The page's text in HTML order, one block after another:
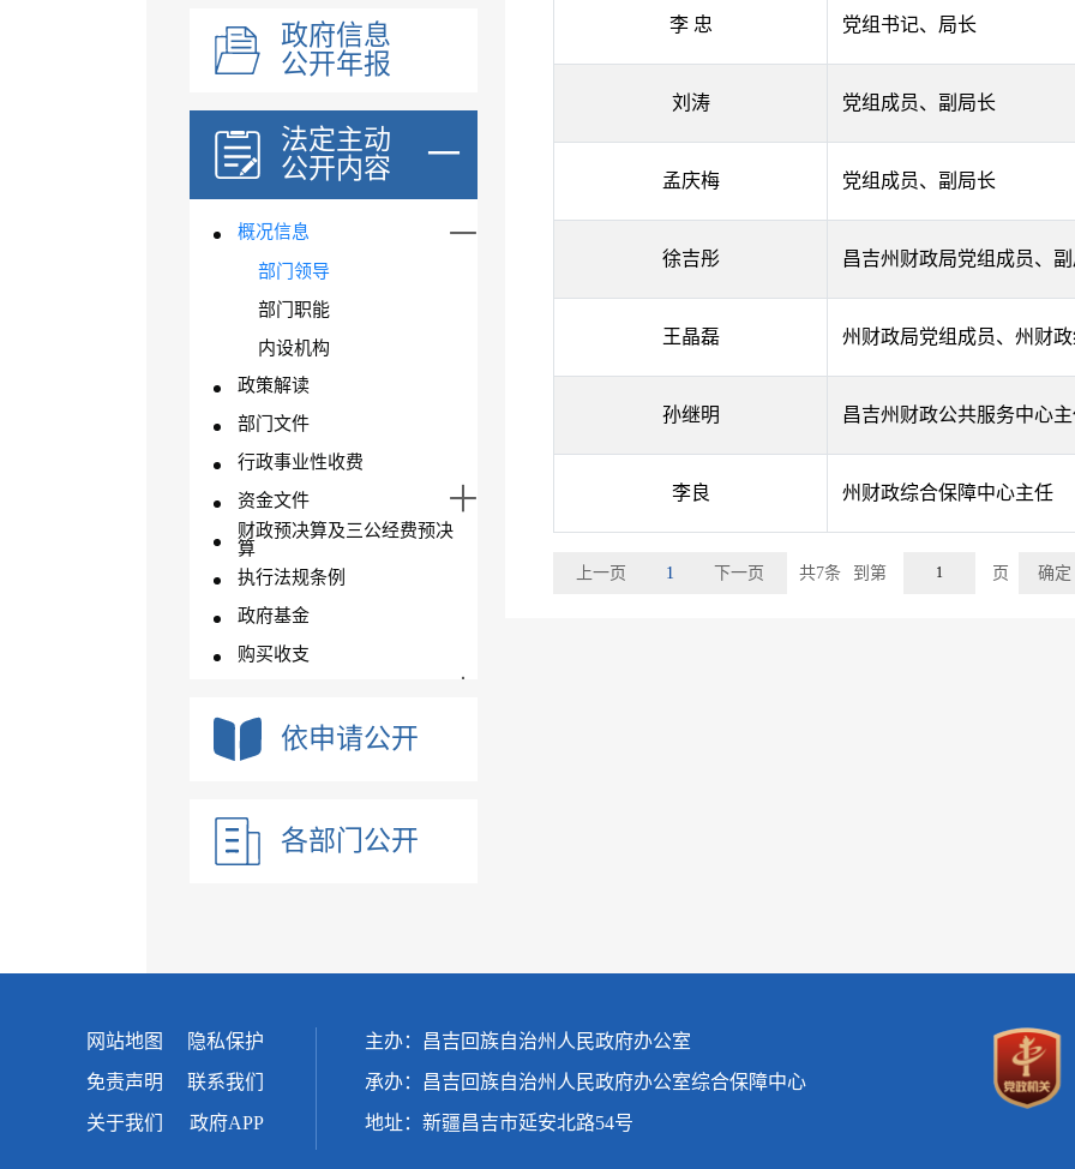
政府信息
公开年报
法定主动
公开内容
概况信息
部门领导
部门职能
内设机构
政策解读
部门文件
行政事业性收费
资金文件
财政预决算及三公经费预决
算
执行法规条例
政府基金
购买收支
债务信息
其他对外管理服务办理
结果信息
依申请公开
各部门公开
李 忠 党组书记、局长
刘涛 党组成员、副局长
孟庆梅 党组成员、副局长
徐吉彤 昌吉州财政局党组成员、
王晶磊 州财政局党组成员、州财
孙继明 昌吉州财政公共服务中心
李良 州财政综合保障中心主任
上一页 1 下一页 共7条 到第 页 确定
网站地图
隐私保护
免责声明
联系我们
关于我们
政府APP
主办：昌吉回族自治州人民政府办公室
承办：昌吉回族自治州人民政府办公室综合保障中心
地址：新疆昌吉市延安北路54号